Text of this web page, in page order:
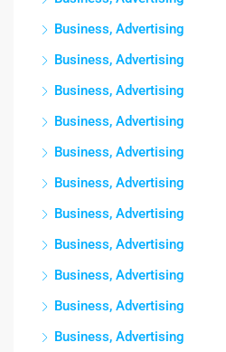
Business, Advertising
Business, Advertising
Business, Advertising
Business, Advertising
Business, Advertising
Business, Advertising
Business, Advertising
Business, Advertising
Business, Advertising
Business, Advertising
Business, Advertising